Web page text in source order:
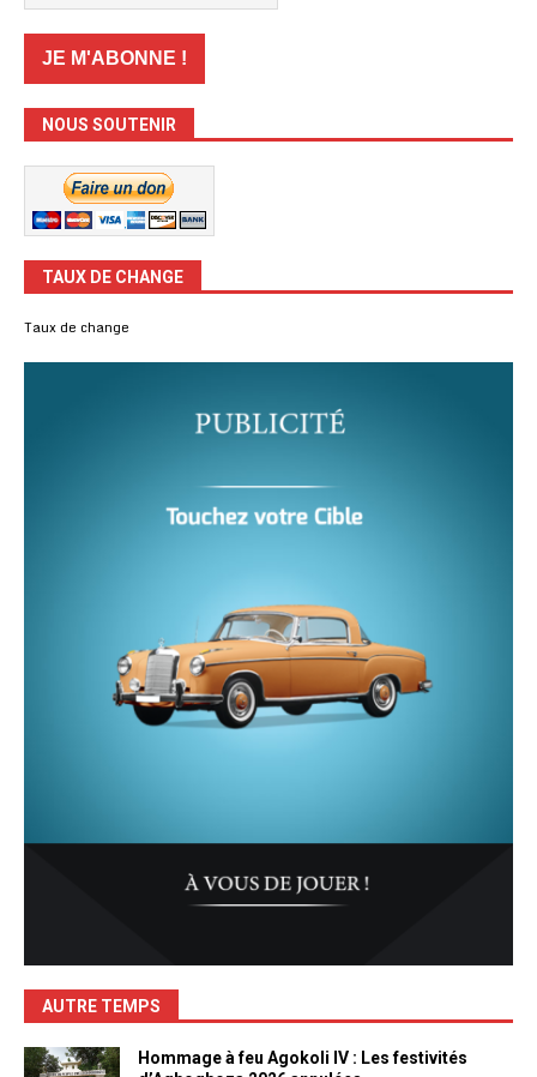
NOUS SOUTENIR
TAUX DE CHANGE
Taux de change
AUTRE TEMPS
Hommage à feu Agokoli IV : Les festivités